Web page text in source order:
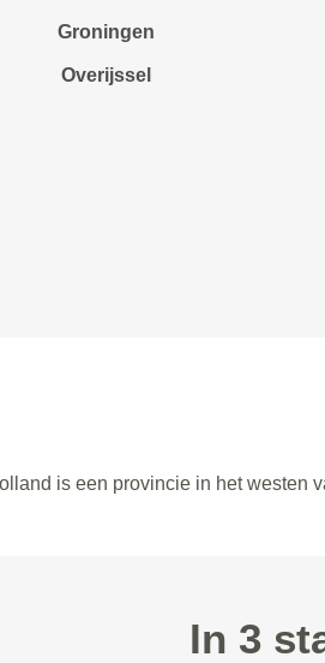
Groningen
Overijssel
is een provincie in het westen
In 3